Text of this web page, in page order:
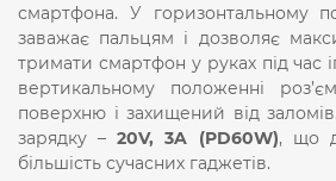
смартфона. У горизонтальному
заважає пальцям і дозволяє
тримати смартфон у руках під час
вертикальному положенні
поверхню і захищений від
зарядку –20V, 3A (PD60W), що
більшість сучасних гаджетів.